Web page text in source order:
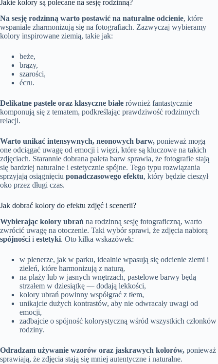
Jakie kolory są polecane na sesję rodzinną?
Na sesję rodzinną warto postawić na naturalne odcienie, które
wspaniale zharmonizują się na fotografiach. Zazwyczaj wybieramy
kolory inspirowane ziemią, takie jak:
beże,
brązy,
szarości,
écru.
Delikatne pastele oraz klasyczne białe również fantastycznie
komponują się z tematem, podkreślając prawdziwość rodzinnych
relacji.
Warto unikać intensywnych, neonowych barw, ponieważ mogą
one odciągać uwagę od emocji i więzi, które są kluczowe na takich
zdjęciach. Starannie dobrana paleta barw sprawia, że fotografie stają
się bardziej naturalne i estetycznie spójne. Tego typu rozwiązania
sprzyjają osiągnięciu ponadczasowego efektu, który będzie cieszył
oko przez długi czas.
Jak dobrać kolory do efektu zdjęć i scenerii?
Wybierając kolory ubrań na rodzinną sesję fotograficzną, warto
zwrócić uwagę na otoczenie. Taki wybór sprawi, że zdjęcia nabiorą
spójności i estetyki. Oto kilka wskazówek:
w plenerze, jak w parku, idealnie wpasują się odcienie ziemi i
zieleń, które harmonizują z naturą,
na plaży lub w jasnych wnętrzach, pastelowe barwy będą
strzałem w dziesiątkę — dodają lekkości,
kolory ubrań powinny współgrać z tłem,
unikajcie dużych kontrastów, aby nie odwracały uwagi od
emocji,
zadbajcie o spójność kolorystyczną wśród wszystkich członków
rodziny.
Odradzam używanie wzorów oraz jaskrawych kolorów, ponieważ
sprawiają, że zdjęcia stają się mniej autentyczne i naturalne.